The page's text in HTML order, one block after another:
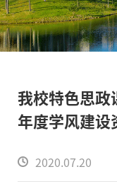
我校特色思
年度学风建设
2020.07.20